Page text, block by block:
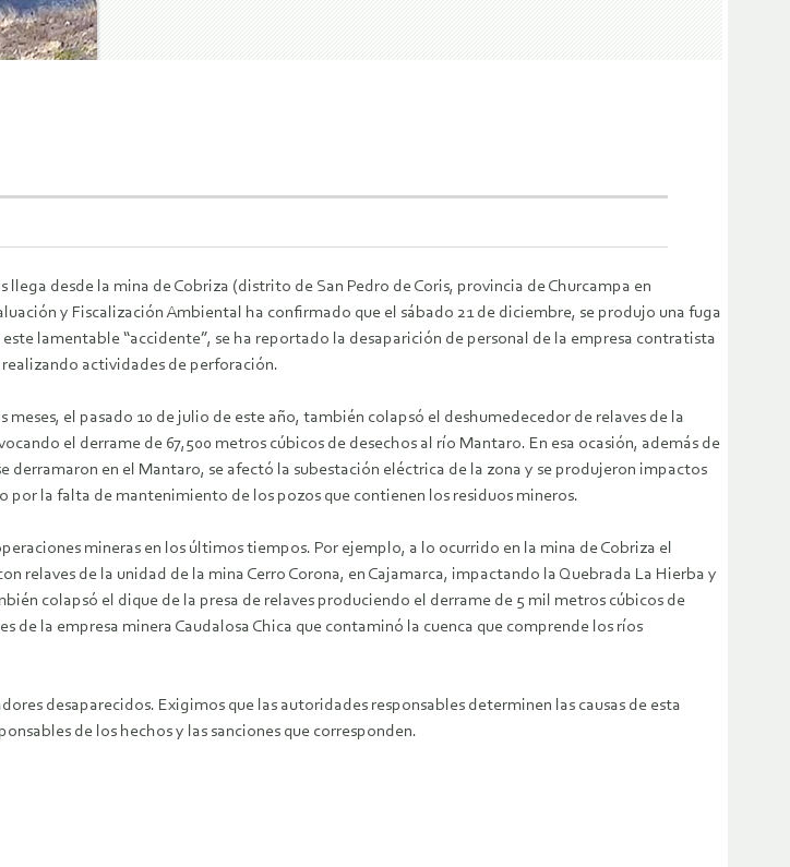
desde la mina de Cobriza (distrito de San Pedro de Coris, provincia de Churcampa en
y Fiscalización Ambiental ha confirmado que el sábado 21 de diciembre, se produjo una fuga
lamentable “accidente”, se ha reportado la desaparición de personal de la empresa contratista
actividades de perforación.
meses, el pasado 10 de julio de este año, también colapsó el deshumedecedor de relaves de la
el derrame de 67,500 metros cúbicos de desechos al río Mantaro. En esa ocasión, además de
derramaron en el Mantaro, se afectó la subestación eléctrica de la zona y se produjeron impactos
la falta de mantenimiento de los pozos que contienen los residuos mineros.
mineras en los últimos tiempos. Por ejemplo, a lo ocurrido en la mina de Cobriza el
relaves de la unidad de la mina Cerro Corona, en Cajamarca, impactando la Quebrada La Hierba y
colapsó el dique de la presa de relaves produciendo el derrame de 5 mil metros cúbicos de
de la empresa minera Caudalosa Chica que contaminó la cuenca que comprende los ríos
desaparecidos. Exigimos que las autoridades responsables determinen las causas de esta
de los hechos y las sanciones que corresponden.